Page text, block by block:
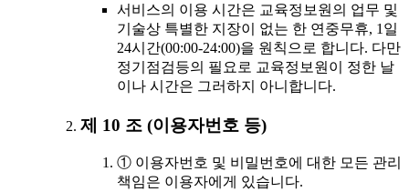
서비스의 이용 시간은 교육정보원의 업무 및
기술상 특별한 지장이 없는 한 연중무휴, 1일
24시간(00:00-24:00)을 원칙으로 합니다. 다만
정기점검등의 필요로 교육정보원이 정한 날
이나 시간은 그러하지 아니합니다.
제 10 조 (이용자번호 등)
① 이용자번호 및 비밀번호에 대한 모든 관리
책임은 이용자에게 있습니다.